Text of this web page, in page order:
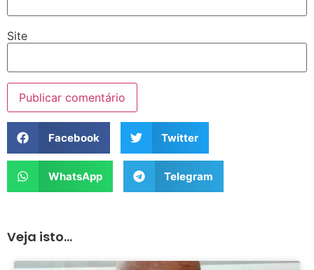
Site
Facebook Twitter
WhatsApp Telegram
Veja isto...